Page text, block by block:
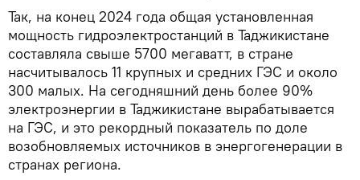
Так, на конец 2024 года общая установленная
мощность гидроэлектростанций в Таджикистане
составляла свыше 5700 мегаватт, в стране
насчитывалось 11 крупных и средних ГЭС и около
300 малых. На сегодняшний день более 90%
электроэнергии в Таджикистане вырабатывается
на ГЭС, и это рекордный показатель по доле
возобновляемых источников в энергогенерации в
странах региона.